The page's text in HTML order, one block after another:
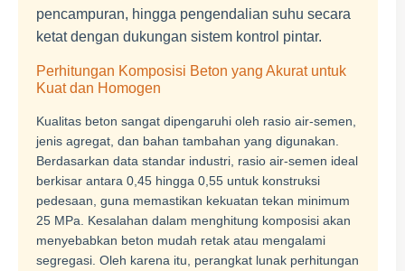
pencampuran, hingga pengendalian suhu secara
ketat dengan dukungan sistem kontrol pintar.
Perhitungan Komposisi Beton yang Akurat untuk
Kuat dan Homogen
Kualitas beton sangat dipengaruhi oleh rasio air-semen,
jenis agregat, dan bahan tambahan yang digunakan.
Berdasarkan data standar industri, rasio air-semen ideal
berkisar antara 0,45 hingga 0,55 untuk konstruksi
pedesaan, guna memastikan kekuatan tekan minimum
25 MPa. Kesalahan dalam menghitung komposisi akan
menyebabkan beton mudah retak atau mengalami
segregasi. Oleh karena itu, perangkat lunak perhitungan